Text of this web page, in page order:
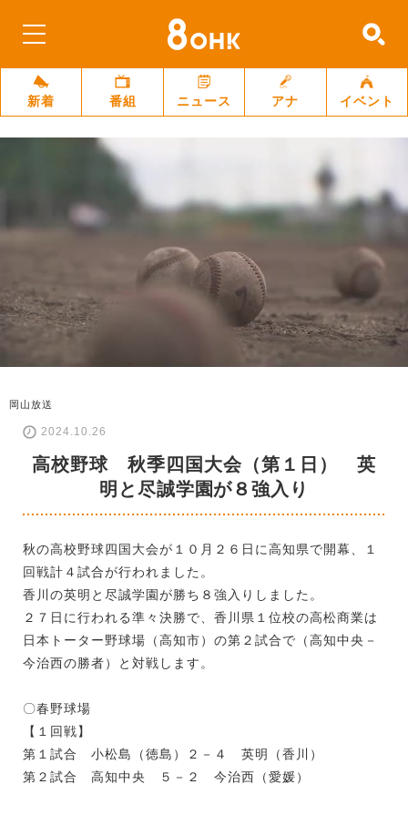
新着 番組 ニュース アナ イベント
岡山放送
2024.10.26
高校野球 秋季四国大会（第１日） 英
明と尽誠学園が８強入り
秋の高校野球四国大会が１０月２６日に高知県で開幕、１
回戦計４試合が行われました。
香川の英明と尽誠学園が勝ち８強入りしました。
２７日に行われる準々決勝で、香川県１位校の高松商業は
日本トーター野球場（高知市）の第２試合で（高知中央－
今治西の勝者）と対戦します。
〇春野球場
【１回戦】
第１試合 小松島（徳島）２－４ 英明（香川）
第２試合 高知中央 ５－２ 今治西（愛媛）